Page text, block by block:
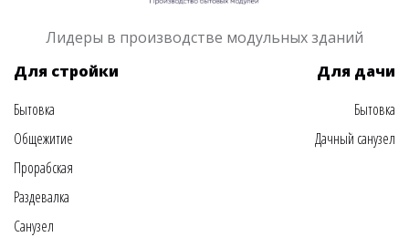
Лидеры в производстве модульных зданий
Для стройки
Бытовка
Общежитие
Прорабская
Раздевалка
Санузел
Для дачи
Бытовка
Дачный санузел